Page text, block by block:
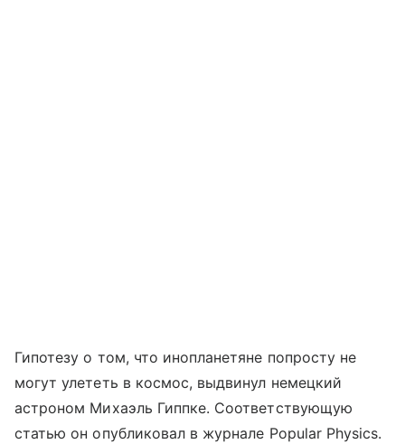
Гипотезу о том, что инопланетяне попросту не
могут улететь в космос, выдвинул немецкий
астроном Михаэль Гиппке. Соответствующую
статью он опубликовал в журнале Popular Physics.